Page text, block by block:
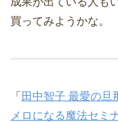
買ってみようかな。
「 田中智子 最愛の旦
メロになる魔法セミ